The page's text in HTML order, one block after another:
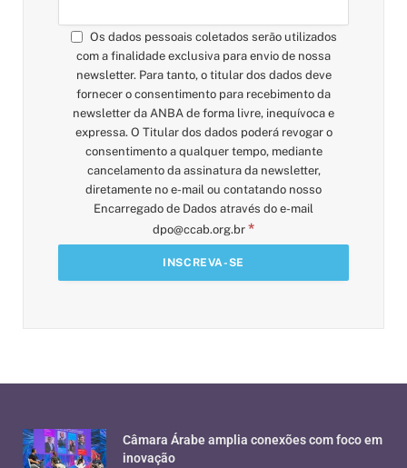
Os dados pessoais coletados serão utilizados
com a finalidade exclusiva para envio de nossa
newsletter. Para tanto, o titular dos dados deve
fornecer o consentimento para recebimento da
newsletter da ANBA de forma livre, inequívoca e
expressa. O Titular dos dados poderá revogar o
consentimento a qualquer tempo, mediante
cancelamento da assinatura da newsletter,
diretamente no e-mail ou contatando nosso
Encarregado de Dados através do e-mail
dpo@ccab.org.br *
Câmara Árabe amplia conexões com foco em
inovação